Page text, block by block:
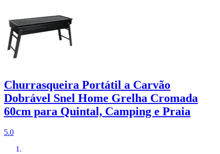
Churrasqueira Portátil a Carvão
Dobrável Snel Home Grelha Cromada
60cm para Quintal, Camping e Praia
5.0